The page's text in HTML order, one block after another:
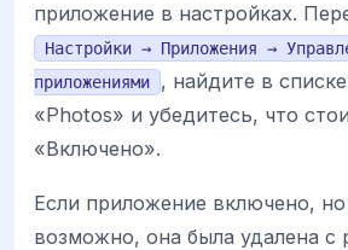
приложение в настройках.
Настройки → Приложения →
приложениями
, найдите в
«Photos» и убедитесь, что
«Включено».
Если приложение включено,
возможно, она была удалена с